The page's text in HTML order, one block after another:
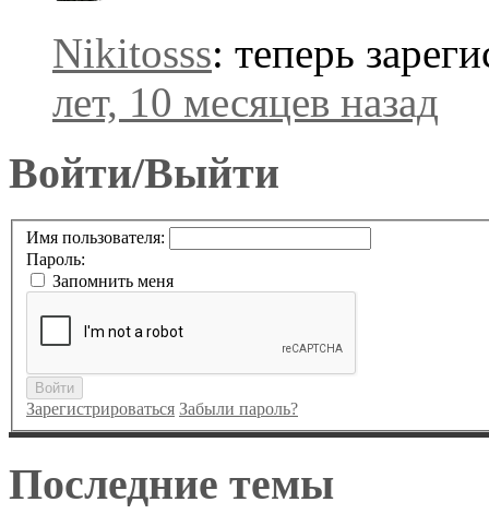
Nikitosss: теперь
лет, 10 месяцев назад
Войти/Выйти
Имя пользователя:
Пароль:
Запомнить меня
Войти
Зарегистрироваться Забыли пароль?
Последние темы